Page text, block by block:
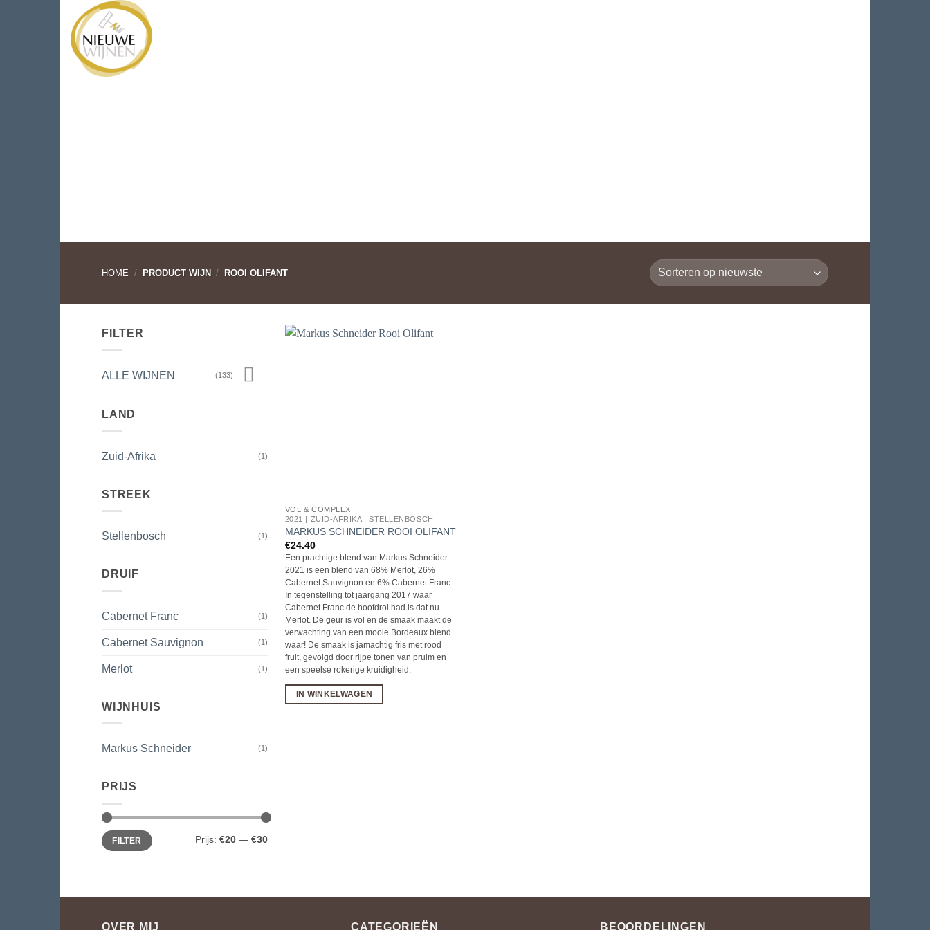
naar
inhoud
HOME / PRODUCT WIJN / ROOI OLIFANT
FILTER
ALLE WIJNEN (133)
LAND
Zuid-Afrika (1)
STREEK
Stellenbosch (1)
DRUIF
Cabernet Franc (1)
Cabernet Sauvignon (1)
Merlot (1)
WIJNHUIS
Markus Schneider (1)
PRIJS
Min.
prijs
Max.
prijsFILTER Prijs: €20 — €30
VOL & COMPLEX
2021 | ZUID-AFRIKA | STELLENBOSCH
MARKUS SCHNEIDER ROOI OLIFANT
€24.40
Een prachtige blend van Markus Schneider.
2021 is een blend van 68% Merlot, 26%
Cabernet Sauvignon en 6% Cabernet Franc.
In tegenstelling tot jaargang 2017 waar
Cabernet Franc de hoofdrol had is dat nu
Merlot. De geur is vol en de smaak maakt de
verwachting van een mooie Bordeaux blend
waar! De smaak is jamachtig fris met rood
fruit, gevolgd door rijpe tonen van pruim en
een speelse rokerige kruidigheid.
IN WINKELWAGEN
OVER MIJ CATEGORIEËN BEOORDELINGEN